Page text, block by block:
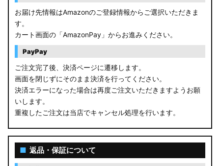
お届け先情報はAmazonのご登録情報からご選択いただきま
す。
カート画面の「AmazonPay」からお進みください。
PayPay
ご注文完了後、決済ページに遷移します。
画面を閉じずにそのまま決済を行ってください。
決済エラーになった場合は再度ご注文いただきますようお願
いします。
重複したご注文は当店でキャンセル処理を行います。
■ 返品・保証について